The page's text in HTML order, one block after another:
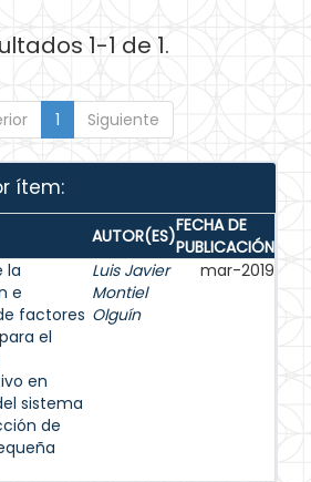
1-1 de 1.
1 Siguiente
ítem:
AUTOR(ES)FECHA DE
PUBLICACIÓN
la
e
factores
el
en
sistema
de
Luis Javier
Montiel
Olguín
mar-2019